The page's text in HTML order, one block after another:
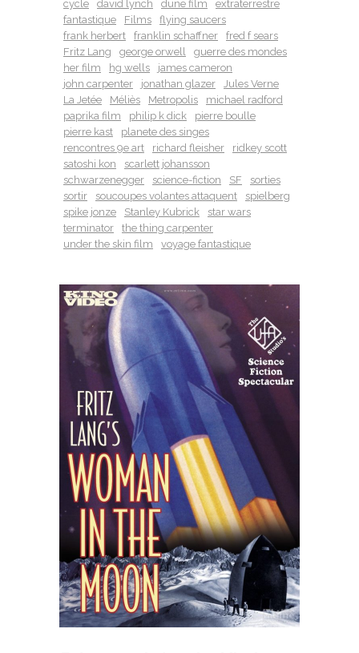
cycle david lynch dune film
extraterrestre
fantastique
Films
flying saucers
frank herbert
franklin schaffner
fred f sears
Fritz Lang
george orwell
guerre des mondes
her film
hg wells
james cameron
john carpenter
jonathan glazer
Jules Verne
La Jetée
Méliès Metropolis
michael radford
paprika film
philip k dick
pierre boulle
pierre kast
planete des singes
rencontres 9e art
richard fleisher
ridkey scott
satoshi kon
scarlett johansson
schwarzenegger
science-fiction SF
sorties
sortir
soucoupes volantes attaquent
spielberg
spike jonze
Stanley Kubrick
star wars
terminator
the thing carpenter
under the skin film
voyage fantastique